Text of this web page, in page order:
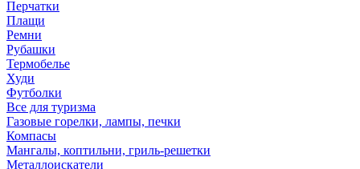
Перчатки
Плащи
Ремни
Рубашки
Термобелье
Худи
Футболки
Все для туризма
Газовые горелки, лампы, печки
Компасы
Мангалы, коптильни, гриль-решетки
Металлоискатели